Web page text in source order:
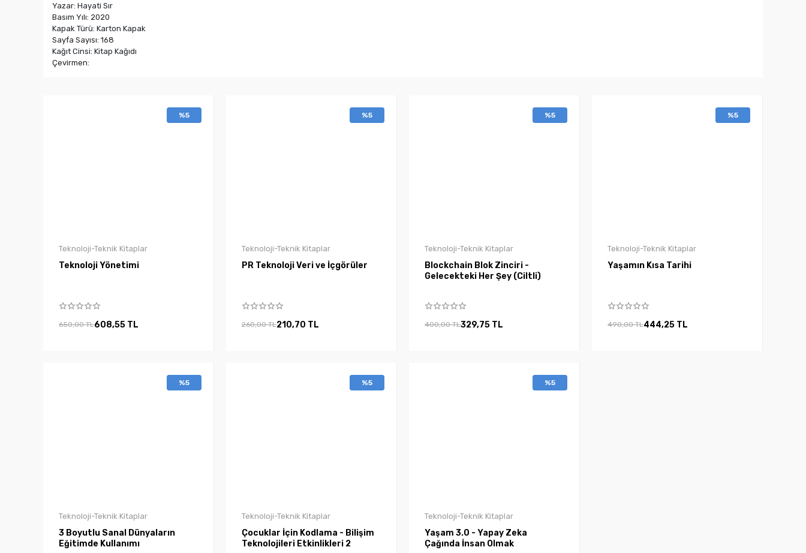
Yazar: Hayati Sır
Basım Yılı: 2020
Kapak Türü: Karton Kapak
Sayfa Sayısı: 168
Kağıt Cinsi: Kitap Kağıdı
Çevirmen:
%5
Teknoloji-Teknik Kitaplar
Teknoloji Yönetimi
650,00 TL608,55 TL
%5
Teknoloji-Teknik Kitaplar
PR Teknoloji Veri ve İçgörüler
260,00 TL210,70 TL
%5
Teknoloji-Teknik Kitaplar
Blockchain Blok Zinciri -
Gelecekteki Her Şey (Ciltli)
400,00 TL329,75 TL
%5
Teknoloji-Teknik Kitaplar
Yaşamın Kısa Tarihi
490,00 TL444,25 TL
%5
Teknoloji-Teknik Kitaplar
3 Boyutlu Sanal Dünyaların
Eğitimde Kullanımı
%5
Teknoloji-Teknik Kitaplar
Çocuklar İçin Kodlama - Bilişim
Teknolojileri Etkinlikleri 2
%5
Teknoloji-Teknik Kitaplar
Yaşam 3.0 - Yapay Zeka
Çağında İnsan Olmak